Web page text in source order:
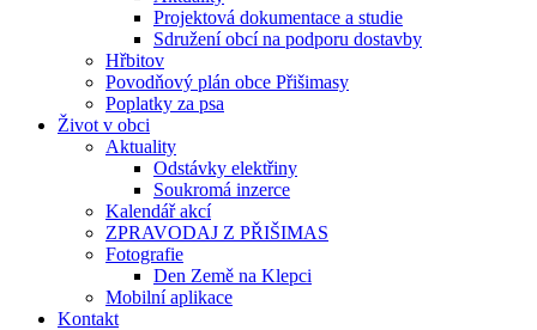
Projektová dokumentace a studie
Sdružení obcí na podporu dostavby
Hřbitov
Povodňový plán obce Přišimasy
Poplatky za psa
Život v obci
Aktuality
Odstávky elektřiny
Soukromá inzerce
Kalendář akcí
ZPRAVODAJ Z PŘIŠIMAS
Fotografie
Den Země na Klepci
Mobilní aplikace
Kontakt